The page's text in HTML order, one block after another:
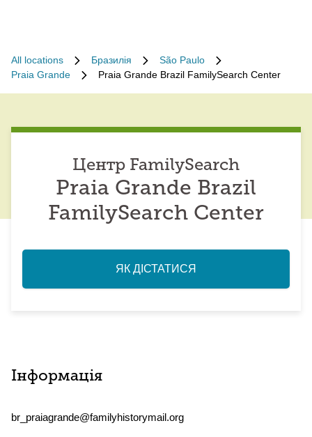
All locations Бразилія
São Paulo
Praia Grande
Praia Grande Brazil FamilySearch Center
Центр FamilySearch
Praia Grande Brazil
FamilySearch Center
ЯК ДІСТАТИСЯ
Інформація
br_praiagrande@familyhistorymail.org